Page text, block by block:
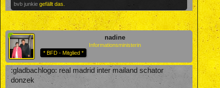
bvb junkie gefällt das.
nadine
Informationsministerin
* BFD - Mitglied *
:gladbachlogo: real madrid inter mailand schator
donzek